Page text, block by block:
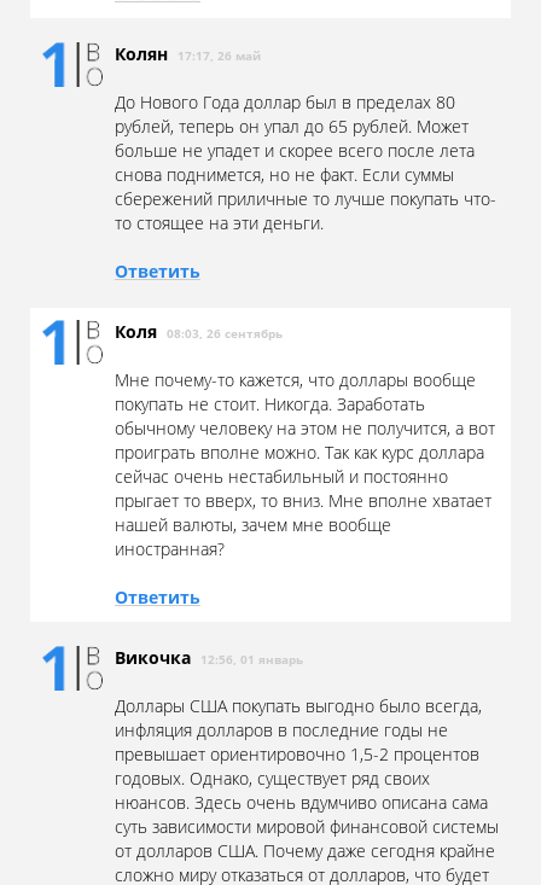
Колян 17:17, 26 май
До Нового Года доллар был в пределах 80
рублей, теперь он упал до 65 рублей. Может
больше не упадет и скорее всего после лета
снова поднимется, но не факт. Если суммы
сбережений приличные то лучше покупать что-
то стоящее на эти деньги.
Ответить
Коля 08:03, 26 сентябрь
Мне почему-то кажется, что доллары вообще
покупать не стоит. Никогда. Заработать
обычному человеку на этом не получится, а вот
проиграть вполне можно. Так как курс доллара
сейчас очень нестабильный и постоянно
прыгает то вверх, то вниз. Мне вполне хватает
нашей валюты, зачем мне вообще
иностранная?
Ответить
Викочка 12:56, 01 январь
Доллары США покупать выгодно было всегда,
инфляция долларов в последние годы не
превышает ориентировочно 1,5-2 процентов
годовых. Однако, существует ряд своих
нюансов. Здесь очень вдумчиво описана сама
суть зависимости мировой финансовой системы
от долларов США. Почему даже сегодня крайне
сложно миру отказаться от долларов, что будет